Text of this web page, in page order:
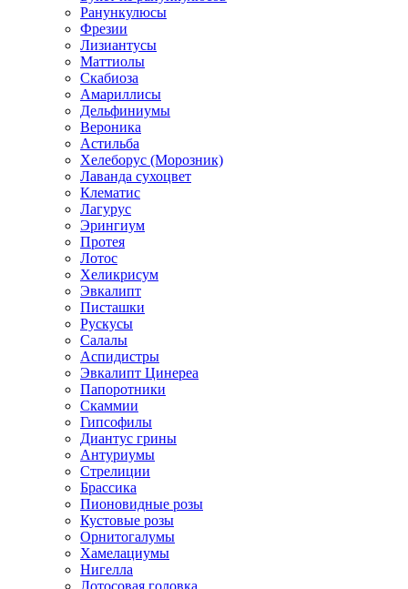
Ранункулюсы
Фрезии
Лизиантусы
Маттиолы
Скабиоза
Амариллисы
Дельфиниумы
Вероника
Астильба
Хелеборус (Морозник)
Лаванда сухоцвет
Клематис
Лагурус
Эрингиум
Протея
Лотос
Хеликрисум
Эвкалипт
Писташки
Рускусы
Салалы
Аспидистры
Эвкалипт Цинереа
Папоротники
Скаммии
Гипсофилы
Диантус грины
Антуриумы
Стрелиции
Брассика
Пионовидные розы
Кустовые розы
Орнитогалумы
Хамелациумы
Нигелла
Лотосовая головка